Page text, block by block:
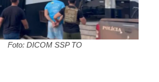
Foto: DICOM SSP TO